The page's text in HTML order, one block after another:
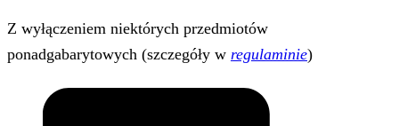
Z wyłączeniem niektórych przedmiotów
ponadgabarytowych (szczegóły w regulaminie)